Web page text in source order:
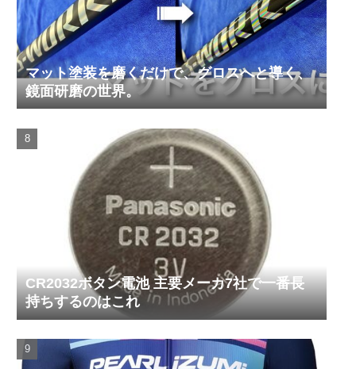
マット塗装を磨くだけで、グロスへと導く、
鏡面研磨の世界。
CR2032ボタン電池 主要メーカ7社で一番長
持ちするのはこれ